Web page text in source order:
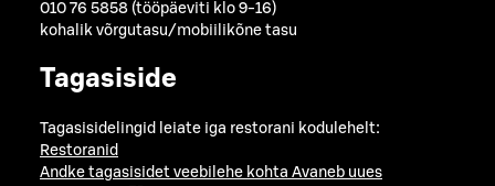
010 76 5858 (tööpäeviti klo 9-16)
kohalik võrgutasu/mobiilikõne tasu
Tagasiside
Tagasisidelingid leiate iga restorani kodulehelt:
Restoranid
Andke tagasisidet veebilehe kohta Avaneb uues